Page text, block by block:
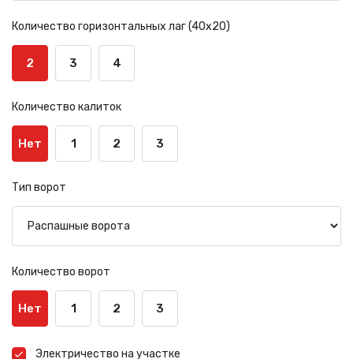
Количество горизонтальных лаг (40х20)
2 3 4
Количество калиток
Нет 1 2 3
Тип ворот
Количество ворот
Нет 1 2 3
Электричество на участке